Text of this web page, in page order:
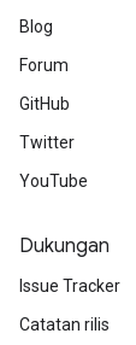
Blog
Forum
GitHub
Twitter
YouTube
Dukungan
Issue Tracker
Catatan rilis